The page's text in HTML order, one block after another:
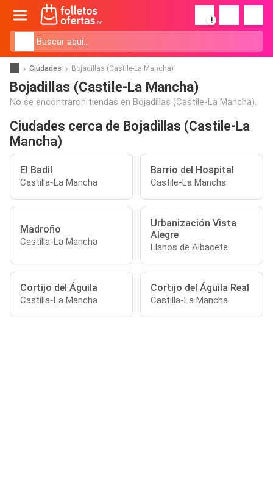
!
Ciudades Bojadillas (Castile-La Mancha)
Bojadillas (Castile-La Mancha)
No se encontraron tiendas en Bojadillas (Castile-La Mancha).
Ciudades cerca de Bojadillas (Castile-La
Mancha)
El Badil
Castilla-La Mancha
Barrio del Hospital
Castile-La Mancha
Madroño
Castilla-La Mancha
Urbanización Vista
Alegre
Llanos de Albacete
Cortijo del Águila
Castilla-La Mancha
Cortijo del Águila Real
Castilla-La Mancha